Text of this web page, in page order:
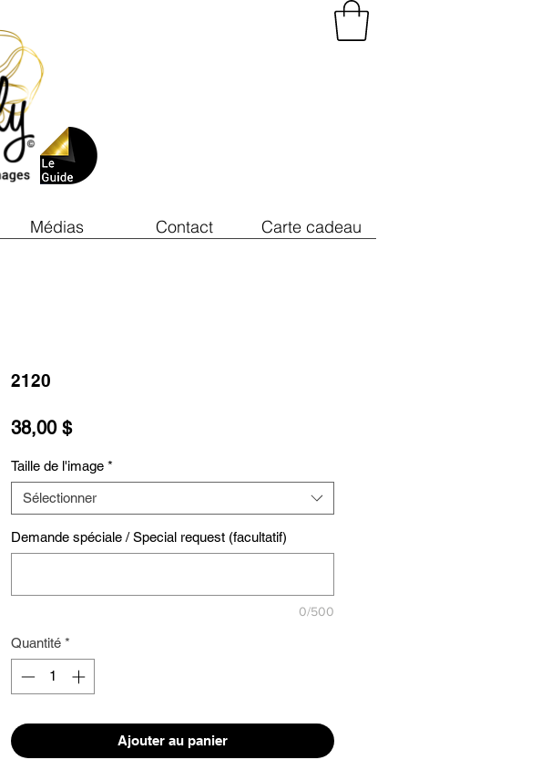
Médias Contact Carte cadeau
2120
38,00 $Prix
Taille de l'image *
Sélectionner
Demande spéciale / Special request (facultatif)
0/500
Quantité *
Ajouter au panier